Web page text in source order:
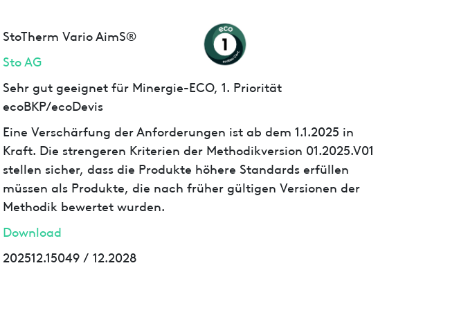
StoTherm Vario AimS®
Sto AG
Sehr gut geeignet für Minergie-ECO, 1. Priorität
ecoBKP/ecoDevis
Eine Verschärfung der Anforderungen ist ab dem 1.1.2025 in
Kraft. Die strengeren Kriterien der Methodikversion 01.2025.V01
stellen sicher, dass die Produkte höhere Standards erfüllen
müssen als Produkte, die nach früher gültigen Versionen der
Methodik bewertet wurden.
Download
202512.15049 / 12.2028